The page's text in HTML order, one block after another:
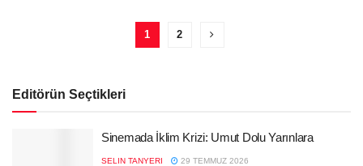
1 2
Editörün Seçtikleri
Sinemada İklim Krizi: Umut Dolu Yarınlara
SELIN TANYERI 29 TEMMUZ 2026